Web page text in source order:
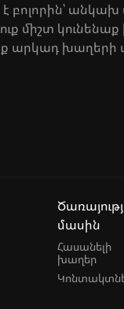
միշտ
արկադ
մասին
Հասանելի
խաղեր